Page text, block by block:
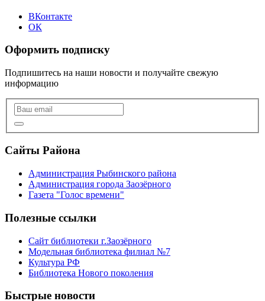
ВКонтакте
ОК
Оформить подписку
Подпишитесь на наши новости и получайте свежую
информацию
Сайты Района
Администрация Рыбинского района
Администрация города Заозёрного
Газета "Голос времени"
Полезные ссылки
Сайт библиотеки г.Заозёрного
Модельная библиотека филиал №7
Культура РФ
Библиотека Нового поколения
Быстрые новости